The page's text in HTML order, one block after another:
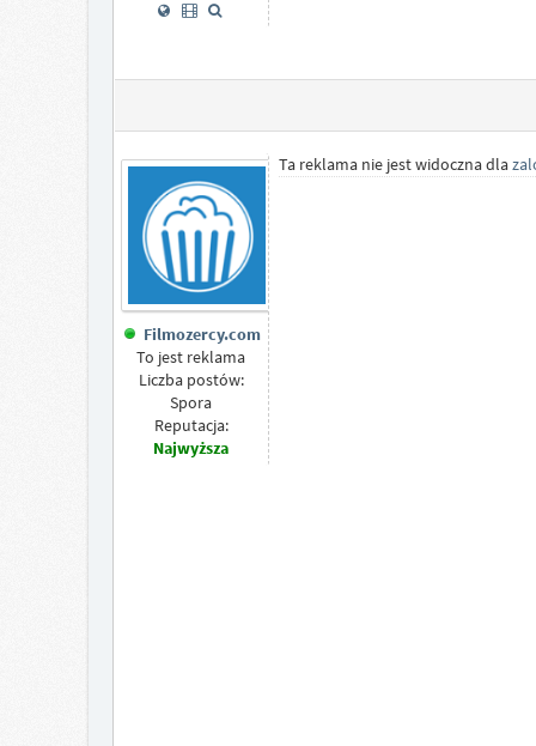
Filmozercy.com
To jest reklama
Liczba postów:
Spora
Reputacja:
Najwyższa
Ta reklama nie jest widoczna dla